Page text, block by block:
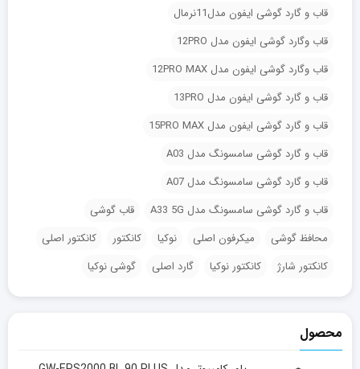
قاب و گارد گوشی ایفون مدل11نرمال
قاب وگارد گوشی ایفون مدل 12PRO
قاب وگارد گوشی ایفون مدل 12PRO MAX
قاب و گارد گوشی ایفون مدل 13PRO
قاب و گارد گوشی ایفون مدل 15PRO MAX
قاب و گارد گوشی سامسونگ مدل A03
قاب و گارد گوشی سامسونگ مدل A07
قاب و گارد گوشی سامسونگ مدل A33 5G
قاب گوشی
محافظ گوشی
میکرفون اصلی نوکیا کانکتور
کانکتور اصلی
کانکتور شارژ
کانکتور نوکیا گارد اصلی گوشی نوکیا
محصول